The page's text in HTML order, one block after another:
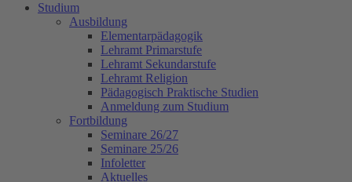
Studium
Ausbildung
Elementarpädagogik
Lehramt Primarstufe
Lehramt Sekundarstufe
Lehramt Religion
Pädagogisch Praktische Studien
Anmeldung zum Studium
Fortbildung
Seminare 26/27
Seminare 25/26
Infoletter
Aktuelles